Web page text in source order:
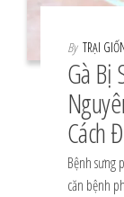
By TRẠI
Gà Bị
Cách
Bệnh sưng
căn bệnh